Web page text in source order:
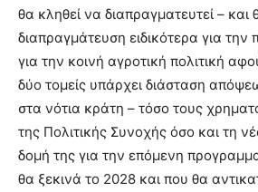
θα κληθεί να διαπραγματευτεί – και
διαπραγμάτευση ειδικότερα για την
για την κοινή αγροτική πολιτική
δύο τομείς υπάρχει διάσταση
στα νότια κράτη – τόσο τους
της Πολιτικής Συνοχής όσο και τη
δομή της για την επόμενη
θα ξεκινά το 2028 και που θα